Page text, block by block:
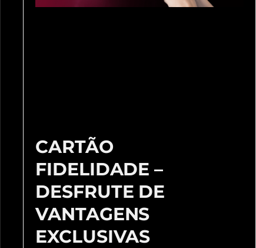
CARTÃO
FIDELIDADE –
DESFRUTE DE
VANTAGENS
EXCLUSIVAS